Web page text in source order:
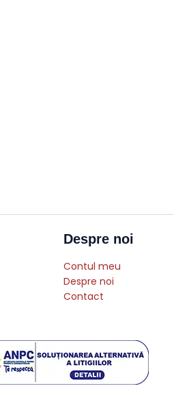
Despre noi
Contul meu
Despre noi
Contact